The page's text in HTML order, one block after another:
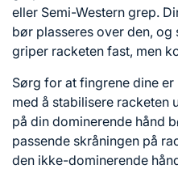
eller Semi-Western grep.
bør plasseres over den,
griper racketen fast, men
Sørg for at fingrene dine
med å stabilisere racketen
på din dominerende hånd
passende skråningen på
den ikke-dominerende